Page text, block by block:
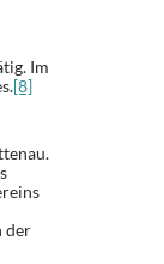
Im
[8]
der